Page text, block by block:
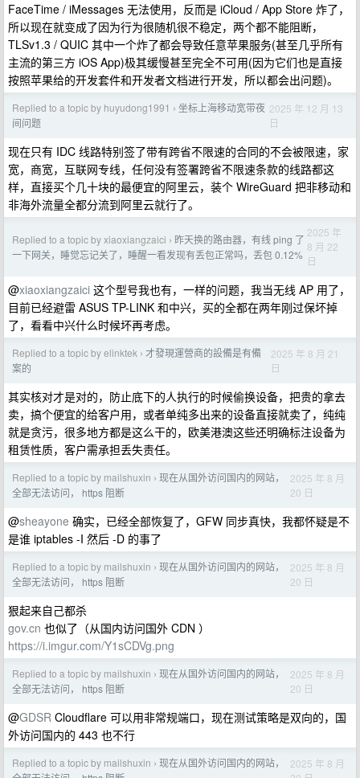
FaceTime / iMessages 无法使用，反而是 iCloud / App Store 炸了，
所以现在就变成了因为行为很随机很不稳定，两个都不能阻断，
TLSv1.3 / QUIC 其中一个炸了都会导致任意苹果服务(甚至几乎所有
主流的第三方 iOS App)极其缓慢甚至完全不可用(因为它们也是直接
按照苹果给的开发套件和开发者文档进行开发，所以都会出问题)。
Replied to a topic by huyudong1991 › 坐标上海移动宽带夜
间问题
2025 年 12 月 13
日
现在只有 IDC 线路特别签了带有跨省不限速的合同的不会被限速，家
宽，商宽，互联网专线，任何没有签署跨省不限速条款的线路都这
样，直接买个几十块的最便宜的阿里云，装个 WireGuard 把非移动和
非海外流量全都分流到阿里云就行了。
Replied to a topic by xiaoxiangzaici › 昨天换的路由器，有线 ping 了
一下网关，睡觉忘记关了，睡醒一看发现有丢包正常吗，丢包 0.12%
2025 年
8 月 22
日
@xiaoxiangzaici 这个型号我也有，一样的问题，我当无线 AP 用了，
目前已经避雷 ASUS TP-LINK 和中兴，买的全都在两年刚过保坏掉
了，看看中兴什么时候坏再考虑。
Replied to a topic by elinktek › 才發現運營商的設備是有備
案的
2025 年 8 月 21
日
其实核对才是对的，防止底下的人执行的时候偷换设备，把贵的拿去
卖，搞个便宜的给客户用，或者单纯多出来的设备直接就卖了，纯纯
就是贪污，很多地方都是这么干的，欧美港澳这些还明确标注设备为
租赁性质，客户需承担丢失责任。
Replied to a topic by mailshuxin › 现在从国外访问国内的网站，
全部无法访问， https 阻断
2025 年 8 月
20 日
@sheayone 确实，已经全部恢复了，GFW 同步真快，我都怀疑是不
是谁 iptables -I 然后 -D 的事了
Replied to a topic by mailshuxin › 现在从国外访问国内的网站，
全部无法访问， https 阻断
2025 年 8 月
20 日
狠起来自己都杀
gov.cn 也似了（从国内访问国外 CDN ）
https://i.imgur.com/Y1sCDVg.png
Replied to a topic by mailshuxin › 现在从国外访问国内的网站，
全部无法访问， https 阻断
2025 年 8 月
20 日
@GDSR Cloudflare 可以用非常规端口，现在测试策略是双向的，国
外访问国内的 443 也不行
Replied to a topic by mailshuxin › 现在从国外访问国内的网站，
2025 年 8 月